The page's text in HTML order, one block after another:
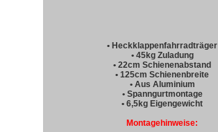
• Heckklappenfahrradträger
• 45kg Zuladung
• 22cm Schienenabstand
• 125cm Schienenbreite
• Aus Aluminium
• Spanngurtmontage
• 6,5kg Eigengewicht
Montagehinweise: